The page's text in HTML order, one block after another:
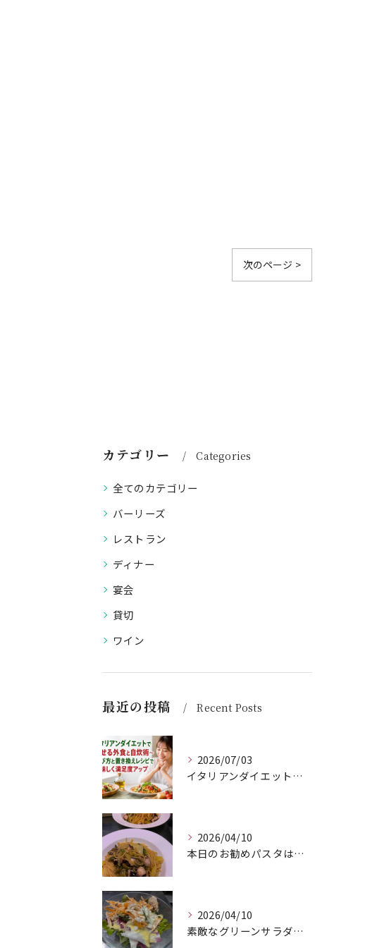
次のページ >
カテゴリー Categories
全てのカテゴリー
バーリーズ
レストラン
ディナー
宴会
貸切
ワイン
最近の投稿 Recent Posts
2026/07/03
イタリアンダイエットで痩せる外食と自炊術〜選び方と置き換えレシピで美味しく満足度アップ
2026/04/10
本日のお勧めパスタは、シェフのきまぐれが光る特製ペペロンチー...
2026/04/10
素敵なグリーンサラダのご紹介です！Barry'sのランチセッ...